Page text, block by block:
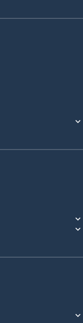
expand_more
expand_more
expand_more
expand_more